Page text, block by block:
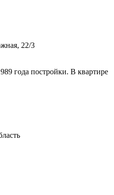
22/3
года постройки. В квартире